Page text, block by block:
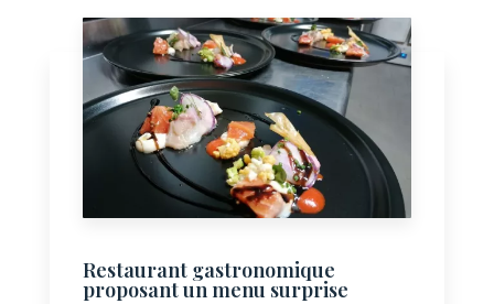
Restaurant gastronomique
proposant un menu surprise